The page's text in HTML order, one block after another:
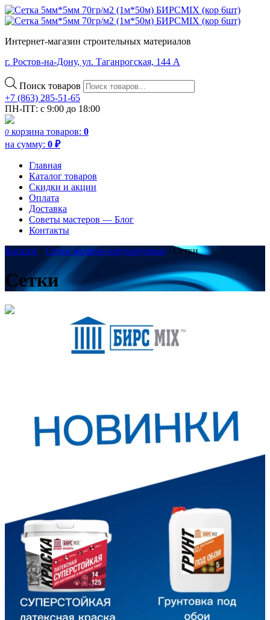
Интернет-магазин строительных материалов
г. Ростов-на-Дону, ул. Таганрогская, 144 А
Поиск товаров
+7 (863) 285-51-65
ПН-ПТ: с 9:00 до 18:00
0 корзина товаров: 0
на сумму: 0 ₽
Главная
Каталог товаров
Скидки и акции
Оплата
Доставка
Советы мастеров — Блог
Контакты
Каталог / Сетки малярно-штукатурные / Сетки
Сетки